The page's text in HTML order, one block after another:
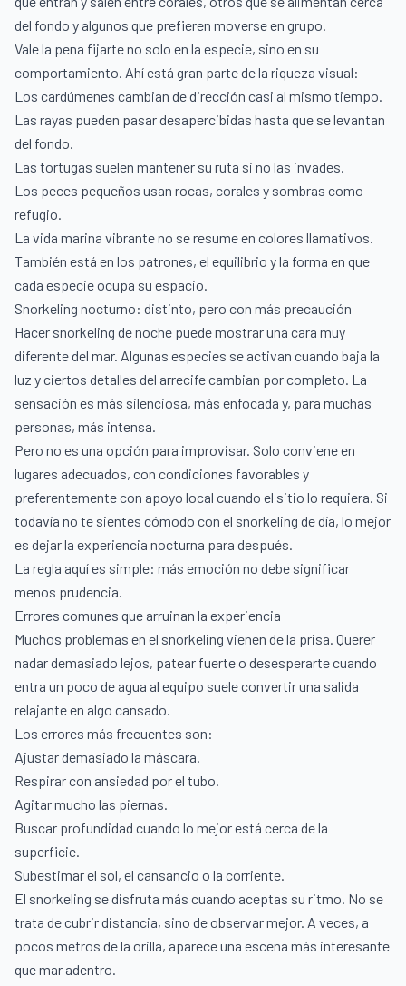
del fondo y algunos que prefieren moverse en grupo.
Vale la pena fijarte no solo en la especie, sino en su
comportamiento. Ahí está gran parte de la riqueza visual:
Los cardúmenes cambian de dirección casi al mismo tiempo.
Las rayas pueden pasar desapercibidas hasta que se levantan
del fondo.
Las tortugas suelen mantener su ruta si no las invades.
Los peces pequeños usan rocas, corales y sombras como
refugio.
La vida marina vibrante no se resume en colores llamativos.
También está en los patrones, el equilibrio y la forma en que
cada especie ocupa su espacio.
Snorkeling nocturno: distinto, pero con más precaución
Hacer snorkeling de noche puede mostrar una cara muy
diferente del mar. Algunas especies se activan cuando baja la
luz y ciertos detalles del arrecife cambian por completo. La
sensación es más silenciosa, más enfocada y, para muchas
personas, más intensa.
Pero no es una opción para improvisar. Solo conviene en
lugares adecuados, con condiciones favorables y
preferentemente con apoyo local cuando el sitio lo requiera. Si
todavía no te sientes cómodo con el snorkeling de día, lo mejor
es dejar la experiencia nocturna para después.
La regla aquí es simple: más emoción no debe significar
menos prudencia.
Errores comunes que arruinan la experiencia
Muchos problemas en el snorkeling vienen de la prisa. Querer
nadar demasiado lejos, patear fuerte o desesperarte cuando
entra un poco de agua al equipo suele convertir una salida
relajante en algo cansado.
Los errores más frecuentes son:
Ajustar demasiado la máscara.
Respirar con ansiedad por el tubo.
Agitar mucho las piernas.
Buscar profundidad cuando lo mejor está cerca de la
superficie.
Subestimar el sol, el cansancio o la corriente.
El snorkeling se disfruta más cuando aceptas su ritmo. No se
trata de cubrir distancia, sino de observar mejor. A veces, a
pocos metros de la orilla, aparece una escena más interesante
que mar adentro.